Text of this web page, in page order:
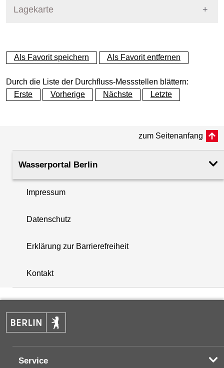
Lagekarte
+
−
+
−
Als Favorit speichern Als Favorit entfernen
Durch die Liste der Durchfluss-Messstellen blättern:
Erste
Vorherige Nächste Letzte
zum Seitenanfang
Wasserportal Berlin
Impressum
Datenschutz
Erklärung zur Barrierefreiheit
Kontakt
Service